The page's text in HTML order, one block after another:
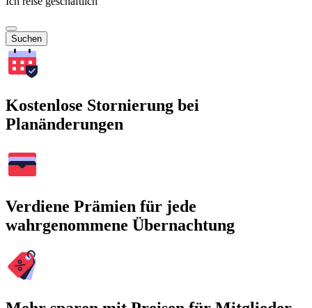
Suchen
Kostenlose Stornierung bei
Planänderungen
Verdiene Prämien für jede
wahrgenommene Übernachtung